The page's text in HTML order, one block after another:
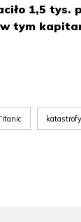
1,5 tys.
tym